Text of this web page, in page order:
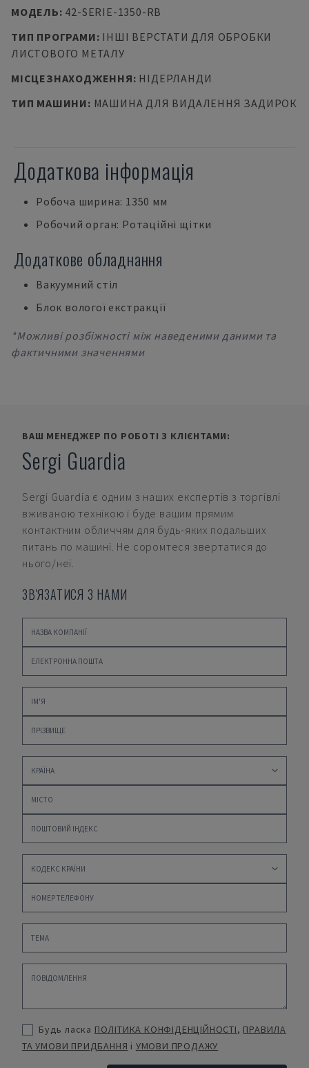
МОДЕЛЬ: 42-SERIE-1350-RB
ТИП ПРОГРАМИ: ІНШІ ВЕРСТАТИ ДЛЯ ОБРОБКИ
ЛИСТОВОГО МЕТАЛУ
МІСЦЕЗНАХОДЖЕННЯ: НІДЕРЛАНДИ
ТИП МАШИНИ: МАШИНА ДЛЯ ВИДАЛЕННЯ ЗАДИРОК
Додаткова інформація
Робоча ширина: 1350 мм
Робочий орган: Ротаційні щітки
Додаткове обладнання
Вакуумний стіл
Блок вологої екстракції
*Можливі розбіжності між наведеними даними та
фактичними значеннями
ВАШ МЕНЕДЖЕР ПО РОБОТІ З КЛІЄНТАМИ:
Sergi Guardia
Sergi Guardia є одним з наших експертів з торгівлі
вживаною технікою і буде вашим прямим
контактним обличчям для будь-яких подальших
питань по машині. Не соромтеся звертатися до
нього/неї.
ЗВ'ЯЗАТИСЯ З НАМИ
Будь ласка ПОЛІТИКА КОНФІДЕНЦІЙНОСТІ, ПРАВИЛА
ТА УМОВИ ПРИДБАННЯ і УМОВИ ПРОДАЖУ